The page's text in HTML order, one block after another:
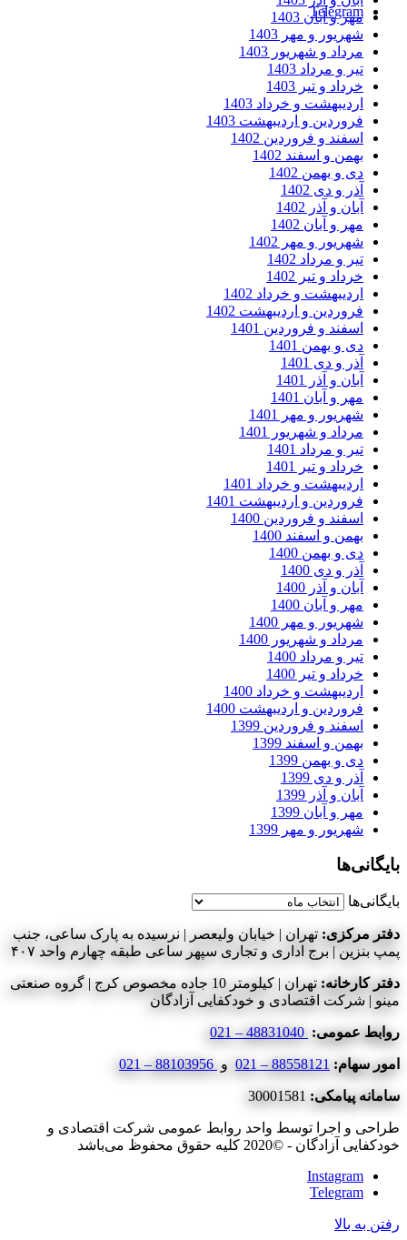
Telegram
مهر و آبان 1403
شهریور و مهر 1403
مرداد و شهریور 1403
تیر و مرداد 1403
خرداد و تیر 1403
اردیبهشت و خرداد 1403
فروردین و اردیبهشت 1403
اسفند و فروردین 1402
بهمن و اسفند 1402
دی و بهمن 1402
آذر و دی 1402
آبان و آذر 1402
مهر و آبان 1402
شهریور و مهر 1402
تیر و مرداد 1402
خرداد و تیر 1402
اردیبهشت و خرداد 1402
فروردین و اردیبهشت 1402
اسفند و فروردین 1401
دی و بهمن 1401
آذر و دی 1401
آبان و آذر 1401
مهر و آبان 1401
شهریور و مهر 1401
مرداد و شهریور 1401
تیر و مرداد 1401
خرداد و تیر 1401
اردیبهشت و خرداد 1401
فروردین و اردیبهشت 1401
اسفند و فروردین 1400
بهمن و اسفند 1400
دی و بهمن 1400
آذر و دی 1400
آبان و آذر 1400
مهر و آبان 1400
شهریور و مهر 1400
مرداد و شهریور 1400
تیر و مرداد 1400
خرداد و تیر 1400
اردیبهشت و خرداد 1400
فروردین و اردیبهشت 1400
اسفند و فروردین 1399
بهمن و اسفند 1399
دی و بهمن 1399
آذر و دی 1399
آبان و آذر 1399
مهر و آبان 1399
شهریور و مهر 1399
بایگانی‌ها
بایگانی‌ها
دفتر مرکزی: تهران | خیابان ولیعصر | نرسیده به پارک ساعی، جنب
پمپ بنزین | برج اداری و تجاری سپهر ساعی طبقه چهارم واحد ۴۰۷
دفتر کارخانه:
تهران | کیلومتر 10 جاده مخصوص کرج | گروه صنعتی
مینو | شرکت اقتصادی و خودکفایی آزادگان
روابط عمومی:
امور سهام: 88558121 – 021 و
سامانه پیامکی:
طراحی و اجرا توسط واحد روابط عمومی شرکت اقتصادی و
خودکفایی آزادگان - ©2020 کلیه حقوق محفوظ می‌باشد
Instagram
Telegram
رفتن به بالا